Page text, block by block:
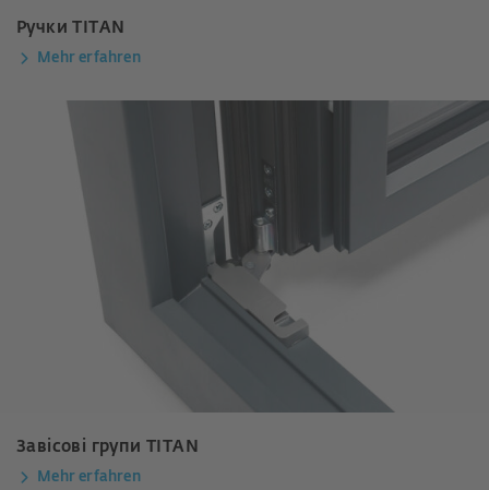
Ручки TITAN
Mehr erfahren
Завісові групи TITAN
Mehr erfahren